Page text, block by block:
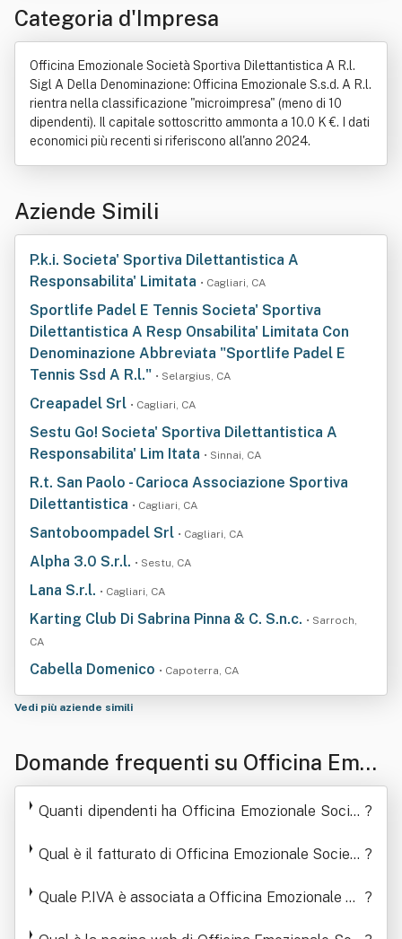
Categoria d'Impresa
Officina Emozionale Società Sportiva Dilettantistica A R.l.
Sigl A Della Denominazione: Officina Emozionale S.s.d. A R.l.
rientra nella classificazione "microimpresa" (meno di 10
dipendenti). Il capitale sottoscritto ammonta a 10.0 K €. I dati
economici più recenti si riferiscono all'anno 2024.
Aziende Simili
P.k.i. Societa' Sportiva Dilettantistica A
Responsabilita' Limitata • Cagliari, CA
Sportlife Padel E Tennis Societa' Sportiva
Dilettantistica A Resp Onsabilita' Limitata Con
Denominazione Abbreviata "Sportlife Padel E
Tennis Ssd A R.l." • Selargius, CA
Creapadel Srl • Cagliari, CA
Sestu Go! Societa' Sportiva Dilettantistica A
Responsabilita' Lim Itata • Sinnai, CA
R.t. San Paolo - Carioca Associazione Sportiva
Dilettantistica • Cagliari, CA
Santoboompadel Srl • Cagliari, CA
Alpha 3.0 S.r.l. • Sestu, CA
Lana S.r.l. • Cagliari, CA
Karting Club Di Sabrina Pinna & C. S.n.c. • Sarroch,
CA
Cabella Domenico • Capoterra, CA
Vedi più aziende simili
Domande frequenti su Officina Emoz
ionale Società Sportiva Dilettantistic
a A R.l. Sigl A Della Denominazione:
Officina Emozionale S.s.d. A R.l.
Quanti dipendenti ha Officina Emozionale Societ
minazione: Officina Emozionale S.s.d. A R.l.
?
Qual è il fatturato di Officina Emozionale Società
nazione: Officina Emozionale S.s.d. A R.l.
?
Quale P.IVA è associata a Officina Emozionale So
?